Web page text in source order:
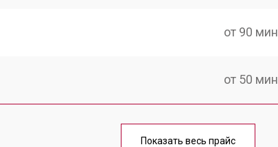
от 90 мин
от 50 мин
от 90 мин
Показать весь прайс